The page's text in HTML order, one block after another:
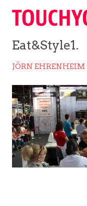
Eat&Style1.
JÖRN EHRENHEIM